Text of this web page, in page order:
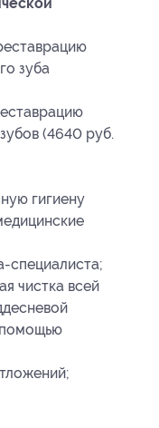
зуба
(4640 руб.
гигиену
специалиста;
чистка всей
помощью